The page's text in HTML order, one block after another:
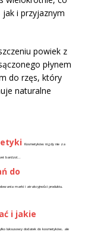
i przyjaznym
powiek z
płynem
do rzęs, który
naturalne
Kosmetyków nigdy nie za
bardzo!...
do
marki i atrakcyjności produktu.
i jakie
luksusowy dodatek do kosmetyków, ale